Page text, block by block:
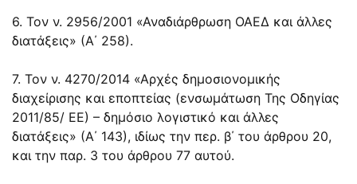
6. Τον ν. 2956/2001 «Αναδιάρθρωση ΟΑΕΔ και άλλες
διατάξεις» (Α΄ 258).
7. Τον ν. 4270/2014 «Αρχές δημοσιονομικής
διαχείρισης και εποπτείας (ενσωμάτωση Της Οδηγίας
2011/85/ ΕΕ) – δημόσιο λογιστικό και άλλες
διατάξεις» (Α΄ 143), ιδίως την περ. β΄ του άρθρου 20,
και την παρ. 3 του άρθρου 77 αυτού.